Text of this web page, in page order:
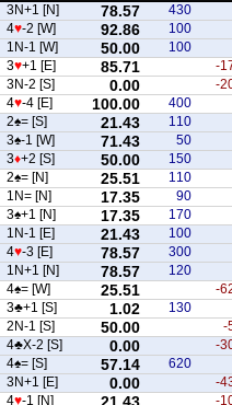
430
78.57
3N+1 [N]
100
92.86
4♥-2 [W]
100
50.00
1N-1 [W]
-
85.71
3♥+1 [E]
-
0.00
3N-2 [S]
400
100.00
4♥-4 [E]
110
21.43
2♠= [S]
50
71.43
3♠-1 [W]
150
50.00
3♦+2 [S]
110
25.51
2♠= [N]
90
17.35
1N= [N]
170
17.35
3♠+1 [N]
100
21.43
1N-1 [E]
300
78.57
4♥-3 [E]
120
78.57
1N+1 [N]
-
25.51
4♠= [W]
130
1.02
3♣+1 [S]
-
50.00
2N-1 [S]
-
0.00
4♣X-2 [S]
620
57.14
4♠= [S]
-
0.00
3N+1 [E]
-
21.43
4♥-1 [N]